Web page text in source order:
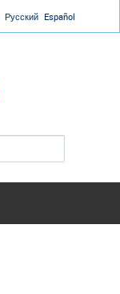
Русский Español